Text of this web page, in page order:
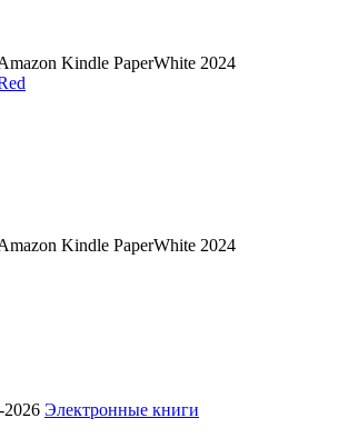
Kindle PaperWhite 2024
Kindle PaperWhite 2024
Электронные книги